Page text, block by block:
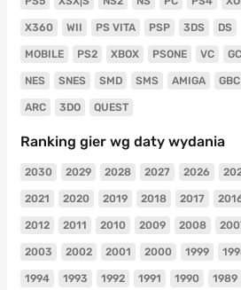
X360 WII PS VITA PSP 3DS DS
MOBILE PS2 XBOX PSONE VC GC
NES SNES SMD SMS AMIGA GBC
ARC 3DO QUEST
Ranking gier wg daty wydania
2030 2029 2028 2027 2026
2021 2020 2019 2018 2017
2012 2011 2010 2009 2008
2003 2002 2001 2000 1999
1994 1993 1992 1991 1990 1989